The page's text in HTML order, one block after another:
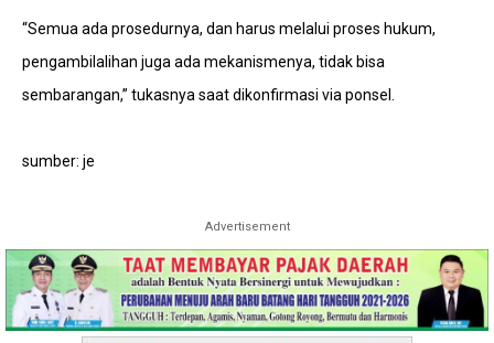
“Semua ada prosedurnya, dan harus melalui proses hukum,
pengambilalihan juga ada mekanismenya, tidak bisa
sembarangan,” tukasnya saat dikonfirmasi via ponsel.
sumber: je
Advertisement